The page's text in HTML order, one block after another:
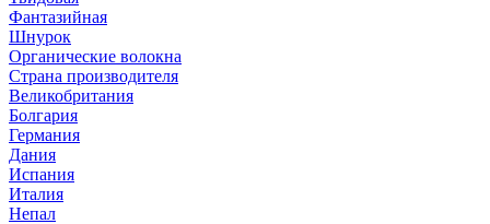
Фантазийная
Шнурок
Органические волокна
Страна производителя
Великобритания
Болгария
Германия
Дания
Испания
Италия
Непал